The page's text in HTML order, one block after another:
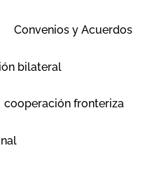
Convenios y Acuerdos
bilateral
cooperación fronteriza